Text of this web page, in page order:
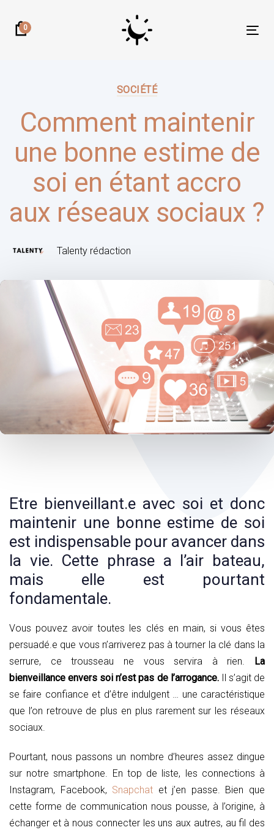
links
0
SOCIÉTÉ
Comment maintenir
une bonne estime de
soi en étant accro
aux réseaux sociaux ?
Talenty rédaction
Etre bienveillant.e avec soi et donc
maintenir une bonne estime de soi
est indispensable pour avancer dans
la vie. Cette phrase a l’air bateau,
mais elle est pourtant
fondamentale.
Vous pouvez avoir toutes les clés en main, si vous êtes
persuadé.e que vous n’arriverez pas à tourner la clé dans la
serrure, ce trousseau ne vous servira à rien.
La
bienveillance envers soi n’est pas de l’arrogance.Il s’agit de
se faire confiance et d’être indulgent … une caractéristique
que l’on retrouve de plus en plus rarement sur les réseaux
sociaux.
Pourtant, nous passons un nombre d’heures assez dingue
sur notre smartphone. En top de liste, les connections à
Instagram, Facebook, Snapchat et j’en passe. Bien que
cette forme de communication nous pousse, à l’origine, à
échanger et à nous connecter les uns aux autres, au fil des